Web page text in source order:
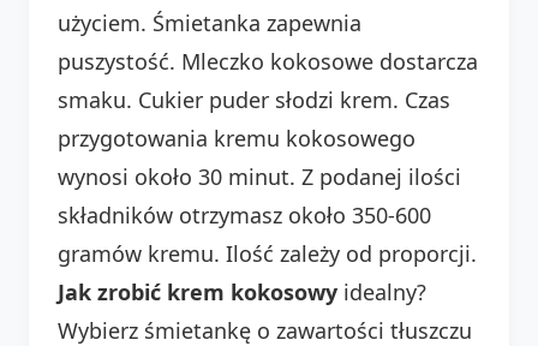
użyciem. Śmietanka zapewnia
puszystość. Mleczko kokosowe dostarcza
smaku. Cukier puder słodzi krem. Czas
przygotowania kremu kokosowego
wynosi około 30 minut. Z podanej ilości
składników otrzymasz około 350-600
gramów kremu. Ilość zależy od proporcji.
Jak zrobić krem kokosowy idealny?
Wybierz śmietankę o zawartości tłuszczu